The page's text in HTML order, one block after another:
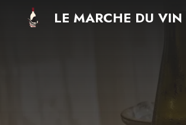
LE MARCHE DU VIN